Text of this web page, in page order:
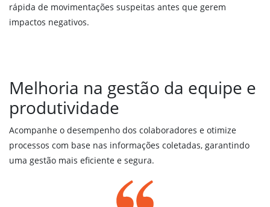
rápida de movimentações suspeitas antes que gerem
impactos negativos.
Melhoria na gestão da equipe e
produtividade
Acompanhe o desempenho dos colaboradores e otimize
processos com base nas informações coletadas, garantindo
uma gestão mais eficiente e segura.